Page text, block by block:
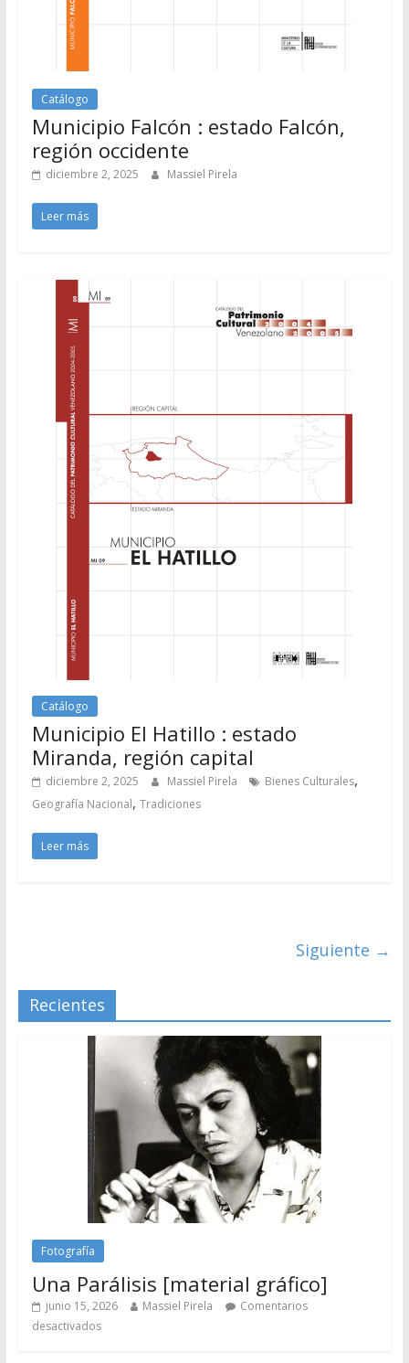
Catálogo
Municipio Falcón : estado Falcón,
región occidente
diciembre 2, 2025 Massiel Pirela
Leer más
Catálogo
Municipio El Hatillo : estado
Miranda, región capital
diciembre 2, 2025 Massiel Pirela Bienes Culturales,
Geografía Nacional, Tradiciones
Leer más
Siguiente →
Recientes
Fotografía
Una Parálisis [material gráfico]
junio 15, 2026 Massiel Pirela
Comentarios
desactivados